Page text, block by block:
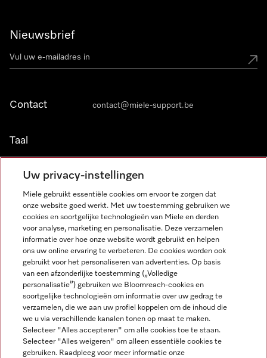
Nieuwsbrief
Contact contact@miele-support.be
Taal
NEDERLANDS
Wettelijke Informatie
Algemene voorwaarden
Privacybeleid
Miele op Facebook
Miele op Youtube
Miele op Instagram
Miele op Pinterest
Uw privacy-instellingen
Miele gebruikt essentiële cookies om ervoor te zorgen dat
onze website goed werkt. Met uw toestemming gebruiken we
cookies en soortgelijke technologieën van Miele en derden
voor analyse, marketing en personalisatie. Deze verzamelen
informatie over hoe onze website wordt gebruikt en helpen
ons uw online ervaring te verbeteren. De cookies worden ook
gebruikt voor het personaliseren van advertenties. Op basis
van een afzonderlijke toestemming („Volledige
personalisatie”) gebruiken we Bloomreach-cookies en
soortgelijke technologieën om informatie over uw gedrag te
verzamelen, die we aan uw profiel koppelen om de inhoud die
we u via verschillende kanalen tonen op maat te maken.
Selecteer "Alles accepteren" om alle cookies toe te staan.
Selecteer "Alles weigeren" om alleen essentiële cookies te
gebruiken. Raadpleeg voor meer informatie onze